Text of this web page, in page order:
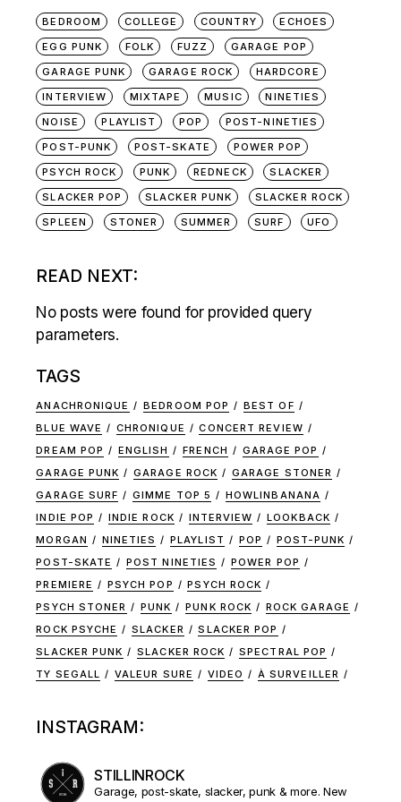
BEDROOM COLLEGE COUNTRY
ECHOES
EGG PUNK
FOLK FUZZ
GARAGE POP
GARAGE PUNK
GARAGE ROCK
HARDCORE
INTERVIEW
MIXTAPE MUSIC
NINETIES
NOISE
PLAYLIST POP
POST-NINETIES
POST-PUNK
POST-SKATE
POWER POP
PSYCH ROCK
PUNK REDNECK
SLACKER
SLACKER POP
SLACKER PUNK
SLACKER ROCK
SPLEEN
STONER SUMMER SURF UFO
READ NEXT:
No posts were found for provided query
parameters.
TAGS
ANACHRONIQUE BEDROOM POP
BEST OF
BLUE WAVE
CHRONIQUE
CONCERT REVIEW
DREAM POP
ENGLISH FRENCH
GARAGE POP
GARAGE PUNK
GARAGE ROCK
GARAGE STONER
GARAGE SURF
GIMME TOP 5
HOWLINBANANA
INDIE POP
INDIE ROCK INTERVIEW
LOOKBACK
MORGAN
NINETIES PLAYLIST POP
POST-PUNK
POST-SKATE
POST NINETIES
POWER POP
PREMIERE
PSYCH POP
PSYCH ROCK
PSYCH STONER
PUNK PUNK ROCK
ROCK GARAGE
ROCK PSYCHE
SLACKER
SLACKER POP
SLACKER PUNK
SLACKER ROCK
SPECTRAL POP
TY SEGALL
VALEUR SURE VIDEO À SURVEILLER
INSTAGRAM:
STILLINROCK
Garage, post-skate, slacker, punk & more. New